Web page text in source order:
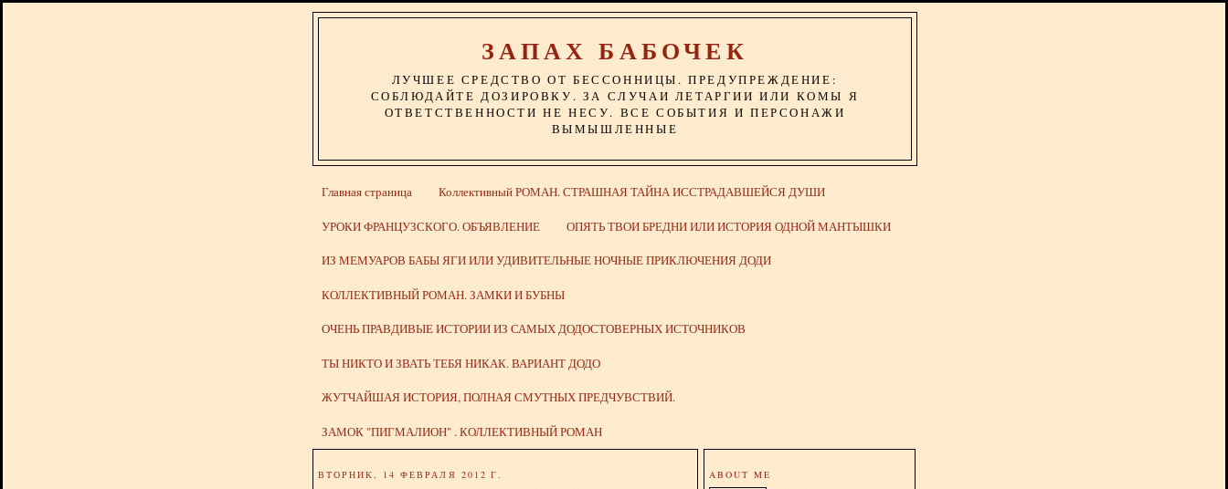
ЗАПАХ БАБОЧЕК
ЛУЧШЕЕ СРЕДСТВО ОТ БЕССОННИЦЫ. ПРЕДУПРЕЖДЕНИЕ:
СОБЛЮДАЙТЕ ДОЗИРОВКУ. ЗА СЛУЧАИ ЛЕТАРГИИ ИЛИ КОМЫ Я
ОТВЕТСТВЕННОСТИ НЕ НЕСУ. ВСЕ СОБЫТИЯ И ПЕРСОНАЖИ
ВЫМЫШЛЕННЫЕ
Главная страница Коллективный РОМАН. СТРАШНАЯ ТАЙНА ИССТРАДАВШЕЙСЯ ДУШИ
УРОКИ ФРАНЦУЗСКОГО. ОБЪЯВЛЕНИЕ ОПЯТЬ ТВОИ БРЕДНИ ИЛИ ИСТОРИЯ ОДНОЙ МАНТЫШКИ
ИЗ МЕМУАРОВ БАБЫ ЯГИ ИЛИ УДИВИТЕЛЬНЫЕ НОЧНЫЕ ПРИКЛЮЧЕНИЯ ДОДИ
КОЛЛЕКТИВНЫЙ РОМАН. ЗАМКИ И БУБНЫ
ОЧЕНЬ ПРАВДИВЫЕ ИСТОРИИ ИЗ САМЫХ ДОДОСТОВЕРНЫХ ИСТОЧНИКОВ
ТЫ НИКТО И ЗВАТЬ ТЕБЯ НИКАК. ВАРИАНТ ДОДО
ЖУТЧАЙШАЯ ИСТОРИЯ, ПОЛНАЯ СМУТНЫХ ПРЕДЧУВСТВИЙ.
ЗАМОК "ПИГМАЛИОН" . КОЛЛЕКТИВНЫЙ РОМАН
ВТОРНИК, 14 ФЕВРАЛЯ 2012 Г. ABOUT ME